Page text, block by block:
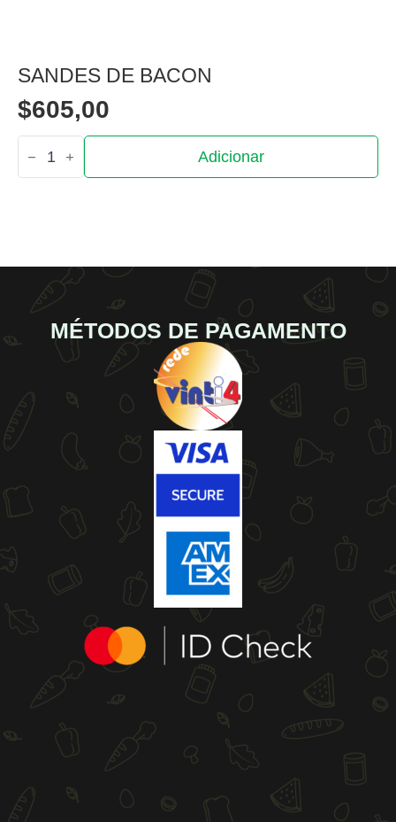
SANDES DE BACON
$605,00
Quantidade
de
Sandes
Adicionar
MÉTODOS DE PAGAMENTO